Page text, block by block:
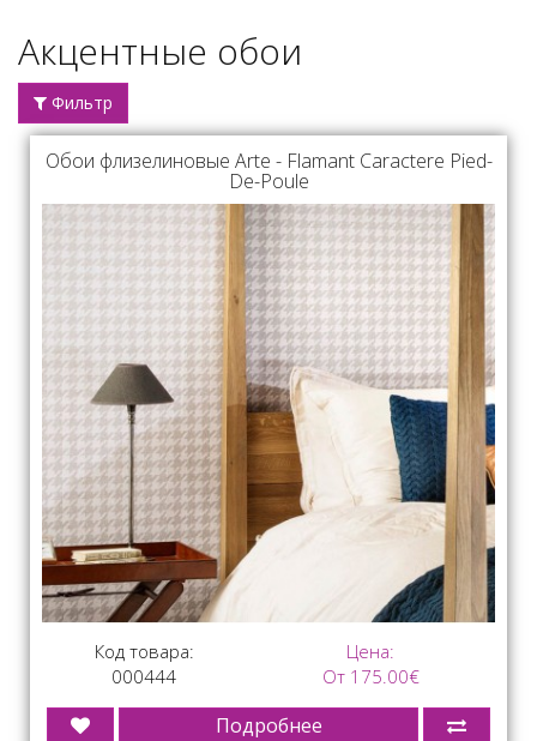
Акцентные обои
Фильтр
Обои флизелиновые Arte - Flamant Caractere Pied-
De-Poule
Код товара:
000444
Цена:
От 175.00€
Подробнее